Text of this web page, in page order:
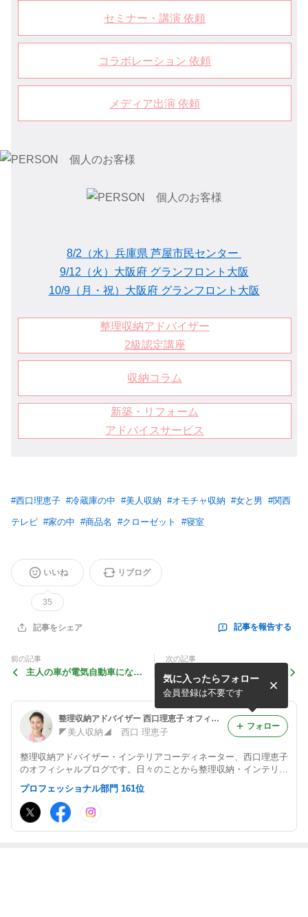
セミナー・講演 依頼
コラボレーション 依頼
メディア出演 依頼
8/2（水）兵庫県 芦屋市民センター
9/12（火）大阪府 グランフロント大阪
10/9（月・祝）大阪府 グランフロント大阪
整理収納アドバイザー
2級認定講座
収納コラム
新築・リフォーム
アドバイスサービス
#西口理恵子 #冷蔵庫の中 #美人収納 #オモチャ収納 #女と男 #関西
テレビ #家の中 #商品名 #クローゼット #寝室
いいね
35
リブログ
記事をシェア 記事を報告する
前の記事
主人の車が電気自動車になり
次の記事
■１日１収納■2歳の娘のため
に、出したまま収納のエリア
を作りました。マスキングテ
ープで...
整理収納アドバイザー 西口理恵子 オフィシャルブログ「１日１収納＝美人収納」Powered by Ameba
◤美人収納◢ 西口 理恵子
整理収納アドバイザー・インテリアコーディネーター、西口理恵子
のオフィシャルブログです。日々のことから整理収納・インテリア
情報まで、楽しく更新しています。
気に入ったらフォロー
会員登録は不要です
フォロー
プロフェッショナル部門 161位